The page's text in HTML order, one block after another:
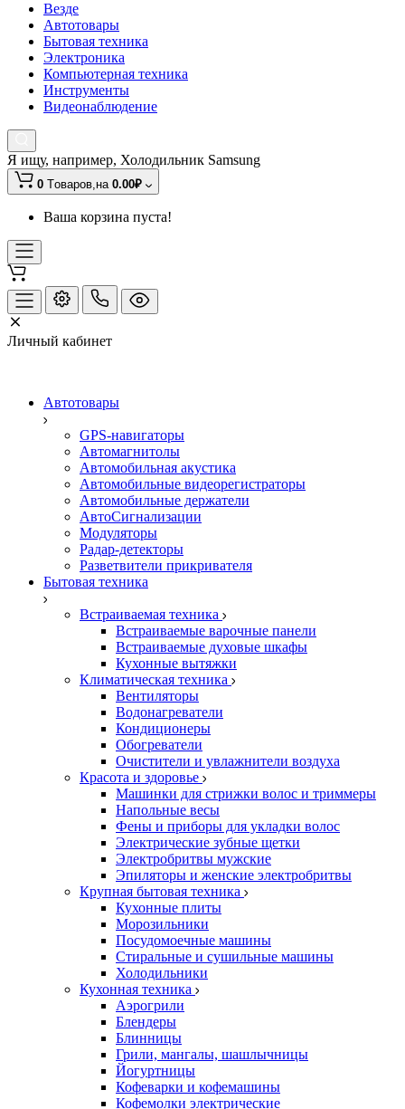
Везде
Автотовары
Бытовая техника
Электроника
Компьютерная техника
Инструменты
Видеонаблюдение
Я ищу, например, Холодильник Samsung
0 Tоваров,на 0.00₽
Ваша корзина пуста!
Личный кабинет
Автотовары
GPS-навигаторы
Автомагнитолы
Автомобильная акустика
Автомобильные видеорегистраторы
Автомобильные держатели
АвтоСигнализации
Модуляторы
Радар-детекторы
Разветвители прикривателя
Бытовая техника
Встраиваемая техника
Встраиваемые варочные панели
Встраиваемые духовые шкафы
Кухонные вытяжки
Климатическая техника
Вентиляторы
Водонагреватели
Кондиционеры
Обогреватели
Очистители и увлажнители воздуха
Красота и здоровье
Машинки для стрижки волос и триммеры
Напольные весы
Фены и приборы для укладки волос
Электрические зубные щетки
Электробритвы мужские
Эпиляторы и женские электробритвы
Крупная бытовая техника
Кухонные плиты
Морозильники
Посудомоечные машины
Стиральные и сушильные машины
Холодильники
Кухонная техника
Аэрогрили
Блендеры
Блинницы
Грили, мангалы, шашлычницы
Йогуртницы
Кофеварки и кофемашины
Кофемолки электрические